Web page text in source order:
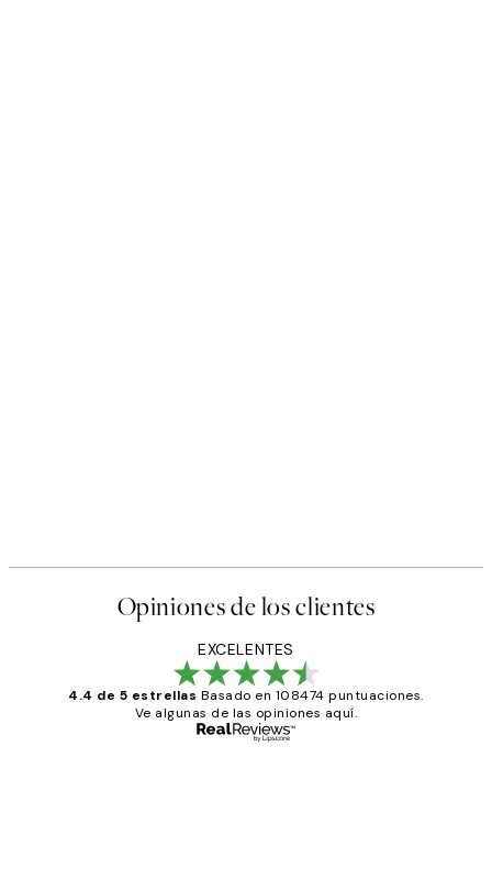
Opiniones de los clientes
EXCELENTES
4.4 de 5 estrellas Basado en 108474 puntuaciones.
Ve algunas de las opiniones aquí.